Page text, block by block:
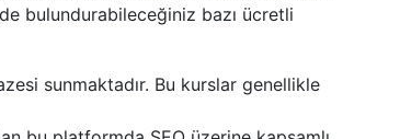
bulundurabileceğiniz bazı ücretli
sunmaktadır. Bu kurslar genellikle